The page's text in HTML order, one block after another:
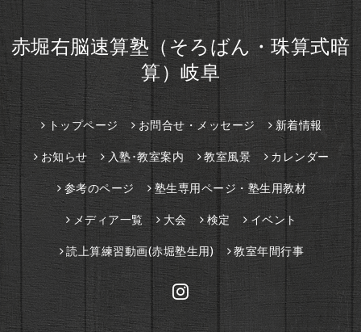
赤堀右脳速算塾（そろばん・珠算式暗
算）岐阜
トップページ お問合せ・メッセージ 新着情報
お知らせ 入塾･教室案内 教室風景 カレンダー
参考のページ 塾生専用ページ・塾生用教材
メディア一覧 大会 検定 イベント
読上算練習動画(赤堀塾生用) 教室年間行事